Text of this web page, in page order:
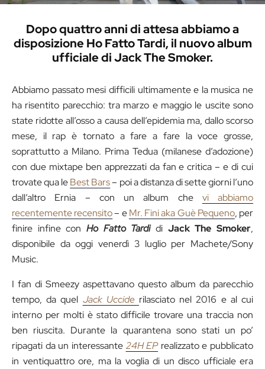
Dopo quattro anni di attesa abbiamo a
disposizione Ho Fatto Tardi, il nuovo album
ufficiale di Jack The Smoker.
Abbiamo passato mesi difficili ultimamente e la musica ne
ha risentito parecchio: tra marzo e maggio le uscite sono
state ridotte all’osso a causa dell’epidemia ma, dallo scorso
mese, il rap è tornato a fare a fare la voce grosse,
soprattutto a Milano. Prima Tedua (milanese d’adozione)
con due mixtape ben apprezzati da fan e critica – e di cui
trovate qua leBest Bars– poi a distanza di sette giorni l’uno
dall’altro Ernia – con un album che vi abbiamo
recentemente recensito– eMr. Fini aka Guè Pequeno, per
finire infine con Ho Fatto Tardidi Jack The Smoker,
disponibile da oggi venerdì 3 luglio per Machete/Sony
Music.
I fan di Smeezy aspettavano questo album da parecchio
tempo, da quel Jack Uccide rilasciato nel 2016 e al cui
interno per molti è stato difficile trovare una traccia non
ben riuscita. Durante la quarantena sono stati un po’
ripagati da un interessante 24H EPrealizzato e pubblicato
in ventiquattro ore, ma la voglia di un disco ufficiale era